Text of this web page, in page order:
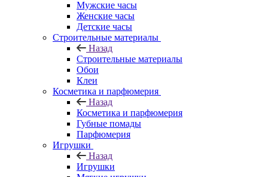
Мужские часы
Женские часы
Детские часы
Строительные материалы
Назад
Строительные материалы
Обои
Клеи
Косметика и парфюмерия
Назад
Косметика и парфюмерия
Губные помады
Парфюмерия
Игрушки
Назад
Игрушки